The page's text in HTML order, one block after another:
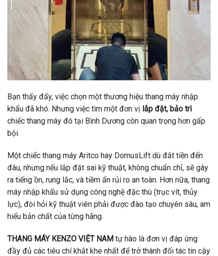
Bạn thấy đấy, việc chọn một thương hiệu thang máy nhập
khẩu đã khó. Nhưng việc tìm một đơn vị lắp đặt, bảo trì
chiếc thang máy đó tại Bình Dương còn quan trọng hơn gấp
bội.
Một chiếc thang máy Aritco hay DomusLift dù đắt tiền đến
đâu, nhưng nếu lắp đặt sai kỹ thuật, không chuẩn chỉ, sẽ gây
ra tiếng ồn, rung lắc, và tiềm ẩn rủi ro an toàn. Hơn nữa, thang
máy nhập khẩu sử dụng công nghệ đặc thù (trục vít, thủy
lực), đòi hỏi kỹ thuật viên phải được đào tạo chuyên sâu, am
hiểu bản chất của từng hãng.
THANG MÁY KENZO VIỆT NAM tự hào là đơn vị đáp ứng
đầy đủ các tiêu chí khắt khe nhất để trở thành đối tác tin cậy